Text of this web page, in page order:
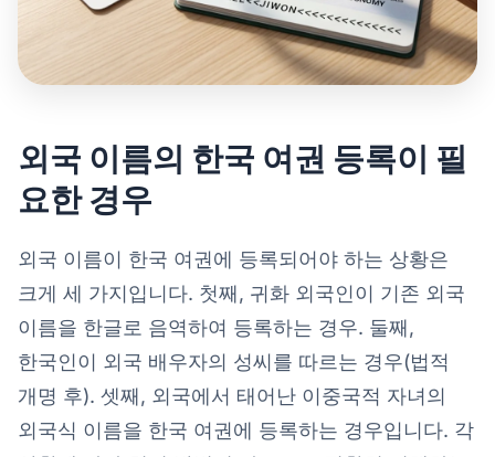
외국 이름의 한국 여권 등록이 필
요한 경우
외국 이름이 한국 여권에 등록되어야 하는 상황은
크게 세 가지입니다. 첫째, 귀화 외국인이 기존 외국
이름을 한글로 음역하여 등록하는 경우. 둘째,
한국인이 외국 배우자의 성씨를 따르는 경우(법적
개명 후). 셋째, 외국에서 태어난 이중국적 자녀의
외국식 이름을 한국 여권에 등록하는 경우입니다. 각